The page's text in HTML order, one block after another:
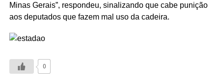
Minas Gerais”, respondeu, sinalizando que cabe punição
aos deputados que fazem mal uso da cadeira.
0